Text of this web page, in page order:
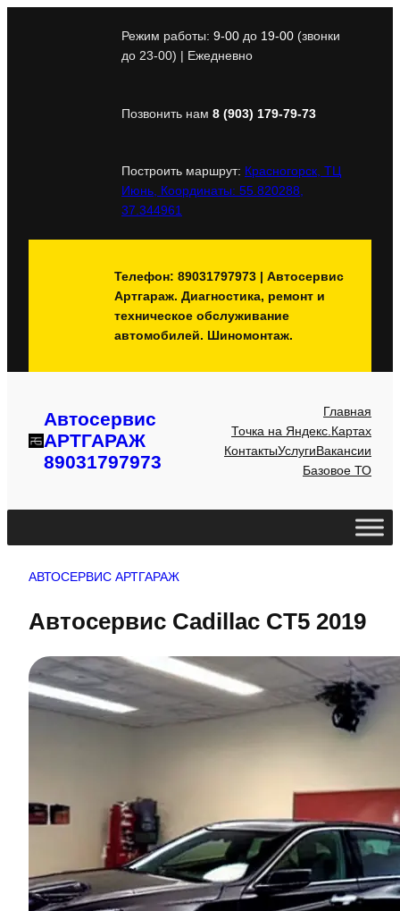
Режим работы: 9-00 до 19-00 (звонки
до 23-00) | Ежедневно
Позвонить нам 8 (903) 179-79-73
Построить маршрут: Красногорск, ТЦ
Июнь, Координаты: 55.820288,
37.344961
Телефон: 89031797973 | Автосервис
Артгараж. Диагностика, ремонт и
техническое обслуживание
автомобилей. Шиномонтаж.
Автосервис
АРТГАРАЖ
89031797973
Главная
Точка на Яндекс.Картах
КонтактыУслугиВакансии
Базовое ТО
АВТОСЕРВИС АРТГАРАЖ
Автосервис Cadillac CT5 2019